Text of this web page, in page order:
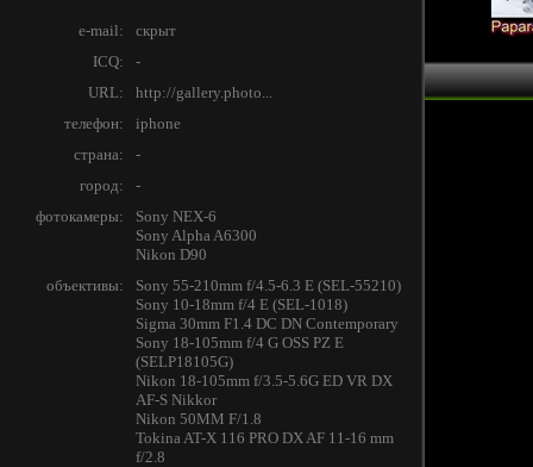
e-mail:
скрыт
ICQ:
-
URL:
http://gallery.photo...
телефон:
iphone
страна:
-
город:
-
фотокамеры:
Sony NEX-6
Sony Alpha A6300
Nikon D90
объективы:
Sony 55-210mm f/4.5-6.3 E (SEL-55210)
Sony 10-18mm f/4 E (SEL-1018)
Sigma 30mm F1.4 DC DN Contemporary
Sony 18-105mm f/4 G OSS PZ E
(SELP18105G)
Nikon 18-105mm f/3.5-5.6G ED VR DX
AF-S Nikkor
Nikon 50MM F/1.8
Tokina AT-X 116 PRO DX AF 11-16 mm
f/2.8